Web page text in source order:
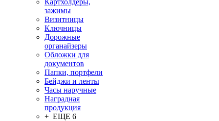
Картхолдеры,
зажимы
Визитницы
Ключницы
Дорожные
органайзеры
Обложки для
документов
Папки, портфели
Бейджи и ленты
Часы наручные
Наградная
продукция
+ ЕЩЕ 6